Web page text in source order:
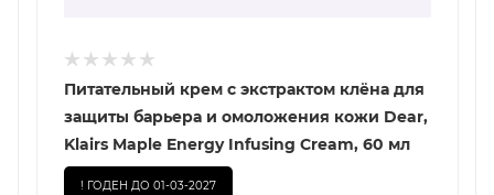
Питательный крем с экстрактом клёна для
защиты барьера и омоложения кожи Dear,
Klairs Maple Energy Infusing Cream, 60 мл
! ГОДЕН ДО 01-03-2027